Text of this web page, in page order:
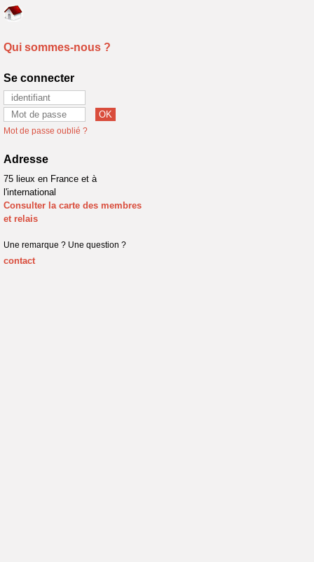
Qui sommes-nous ?
Se connecter
Mot de passe oublié ?
Adresse
75 lieux en France et à
l'international
Consulter la carte des membres
et relais
Une remarque ? Une question ?
contact